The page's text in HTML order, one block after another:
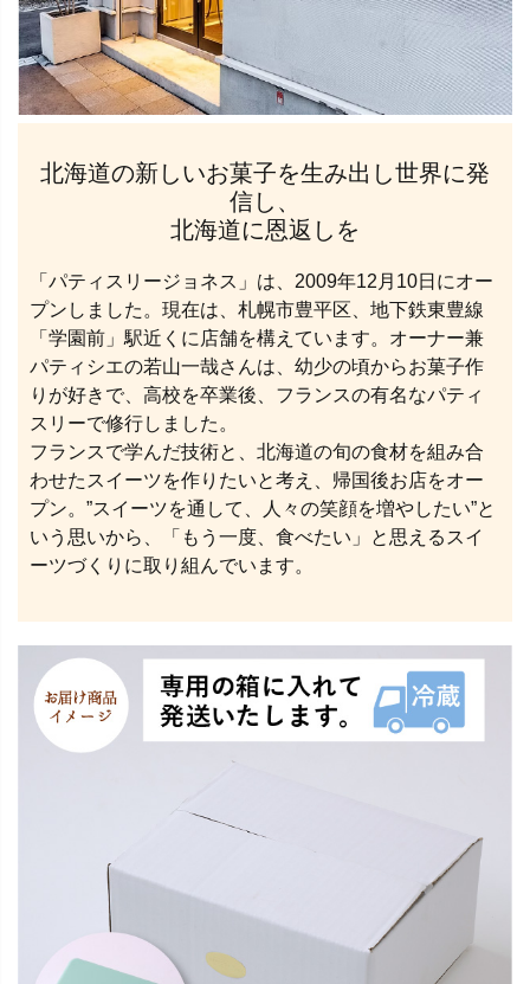
北海道の新しいお菓⼦を⽣み出し世界に発
信し、
北海道に恩返しを
「パティスリージョネス」は、2009年12⽉10⽇にオー
プンしました。現在は、札幌市豊平区、地下鉄東豊線
「学園前」駅近くに店舗を構えています。オーナー兼
パティシエの若山一哉さんは、幼少の頃からお菓⼦作
りが好きで、⾼校を卒業後、フランスの有名なパティ
スリーで修⾏しました。
フランスで学んだ技術と、北海道の旬の⾷材を組み合
わせたスイーツを作りたいと考え、帰国後お店をオー
プン。”スイーツを通して、⼈々の笑顔を増やしたい”と
いう思いから、「もう⼀度、⾷べたい」と思えるスイ
ーツづくりに取り組んでいます。